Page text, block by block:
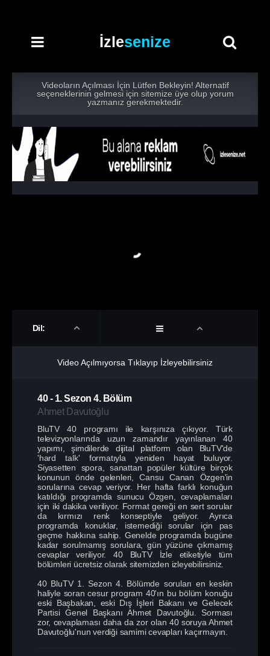
İzlesenize
Videoların Açılması İçin Lütfen Bekleyin! Alternatif
seçeneklerinin gelmesi için sitemize üye olup yorum
yazmanız gerekmektedir.
Dil:
Video Açılmıyorsa Tıklayıp İzleyebilirsiniz
40- 1. Sezon 4. Bölüm
Ahmet Davutoğlu
BluTV 40 programı ile karşınıza çıkıyor. Türk
televizyonlarında uzun zamandır yayınlanan 40
yapımı, şimdilerde dijital platform olan BluTV'de
'hard talk' formatıyla yeniden hayat buluyor.
Siyasetten spora, sanattan popüler kültüre birçok
konunun önde gelenleri, Cansu Canan Özgen'in
sorularına cevap veriyor. Her hafta farklı konuğun
katıldığı programda sunucu Özgen, cevaplamaları
için iki dakika veriliyor. Format gereği en sert sorular
da kırmızı renk konseptiyle geliyor. Ayrıca
programda konuklar, istemediği sorular için pas
geçme hakkına sahip. Genelde programda bugüne
kadar sorulmamış sorulara, gün yüzüne çıkmamış
cevaplar veriliyor. 40 BluTV İzle etiketiyle tüm
bölümleri ücretsiz olarak sitemizden izleyebilirsiniz.
40 BluTV 1. Sezon 4. Bölümde soruları en keskin
haliyle soran cesur program 40'ın bu bölüm konuğu
eski Başbakan, eski Dış İşleri Bakanı ve Gelecek
Partisi Genel Başkanı Ahmet Davutoğlu. Sorması
zor, cevaplaması daha da zor olan 40 soruya Ahmet
Davutoğlu'nun verdiği samimi cevapları kaçırmayın.